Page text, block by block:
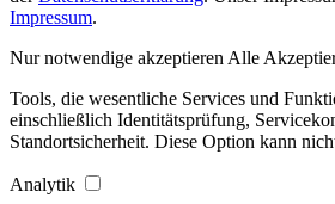
Impressum.
Nur notwendige akzeptieren Alle
Tools, die wesentliche Services und
einschließlich Identitätsprüfung,
Standortsicherheit. Diese Option kann
Analytik